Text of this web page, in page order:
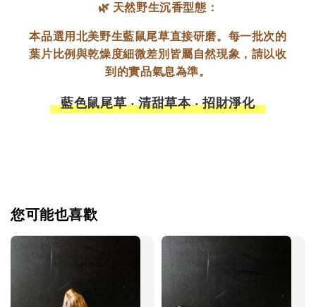
🌿 天然野生沉香型態：
本品選用北美野生藍鼠尾草直接研磨。每一批次的
葉片比例與乾燥度細微差別皆屬自然現象，請以收
到的實品氣息為準。
藍色鼠尾草 ‧ 清甜草本 ‧ 招財淨化
您可能也喜歡